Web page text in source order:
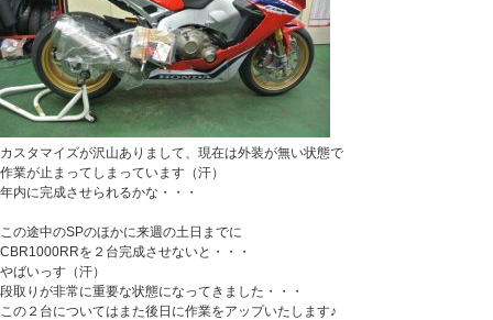
カスタマイズが沢山ありまして、現在は外装が無い状態で
作業が止まってしまっています（汗）
年内に完成させられるかな・・・
この途中のSPのほかに来週の土日までに
CBR1000RRを２台完成させないと・・・
やばいっす（汗）
段取りが非常に重要な状態になってきました・・・
この２台についてはまた後日に作業をアップいたします♪